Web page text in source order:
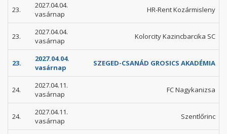
23.
2027.04.04.
vasárnap
HR-Rent Kozármisleny
23.
2027.04.04.
vasárnap
Kolorcity Kazincbarcika SC
23.
2027.04.04.
vasárnap
SZEGED-CSANÁD GROSICS AKADÉMIA
24.
2027.04.11.
vasárnap
FC Nagykanizsa
24.
2027.04.11.
vasárnap
Szentlőrinc